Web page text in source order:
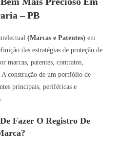
– PB
(Marcas e Patentes) em
das estratégias de proteção de
marcas, patentes, contratos,
construção de um portfólio de
principais, periféricas e
Fazer O Registro De